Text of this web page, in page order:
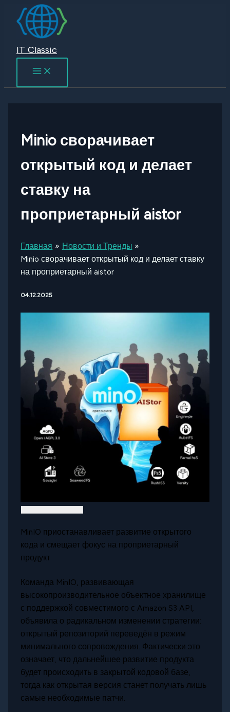
Перейти
содержимому
IT Classic
Minio сворачивает
открытый код и делает
ставку на
проприетарный aistor
Главная
Новости и Тренды
Minio сворачивает открытый код и делает ставку
на проприетарный aistor
04.12.2025
MinIO приостанавливает развитие открытого
кода и смещает фокус на проприетарный
продукт
Команда MinIO, развивающая
высокопроизводительное объектное хранилище
с поддержкой совместимого с Amazon S3 API,
объявила о радикальном изменении стратегии:
открытый репозиторий переведён в режим
минимального сопровождения. Фактически это
означает, что дальнейшее развитие продукта
будет происходить в закрытой кодовой базе,
тогда как открытая версия станет получать лишь
самые необходимые патчи.